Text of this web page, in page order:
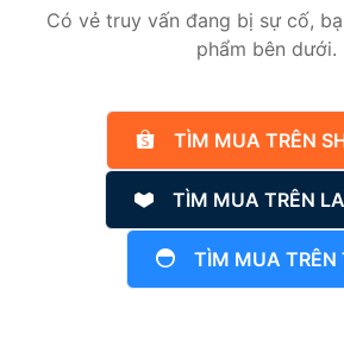
Có vẻ truy vấn đang bị sự cố,
phẩm bên dưới.
TÌM MUA TRÊN
TÌM MUA TRÊN
TÌM MUA TRÊN